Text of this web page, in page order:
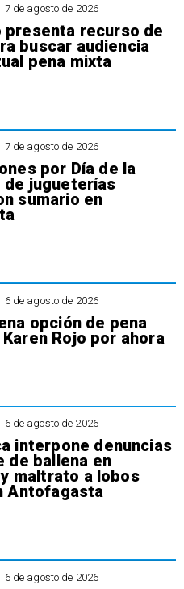
7 de agosto de 2026
presenta recurso de
buscar audiencia
pena mixta
7 de agosto de 2026
por Día de la
de jugueterías
sumario en
6 de agosto de 2026
opción de pena
Rojo por ahora
6 de agosto de 2026
interpone denuncias
de ballena en
maltrato a lobos
Antofagasta
6 de agosto de 2026